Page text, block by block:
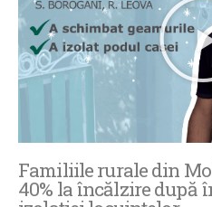
Familiile rurale din
40% la încălzire după